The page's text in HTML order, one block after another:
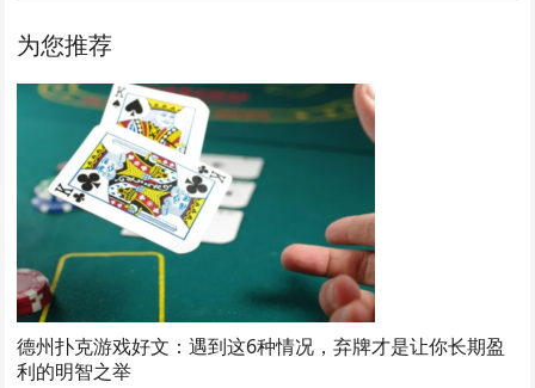
为您推荐
德州扑克游戏好文：遇到这6种情况，弃牌才是让你长期盈
利的明智之举